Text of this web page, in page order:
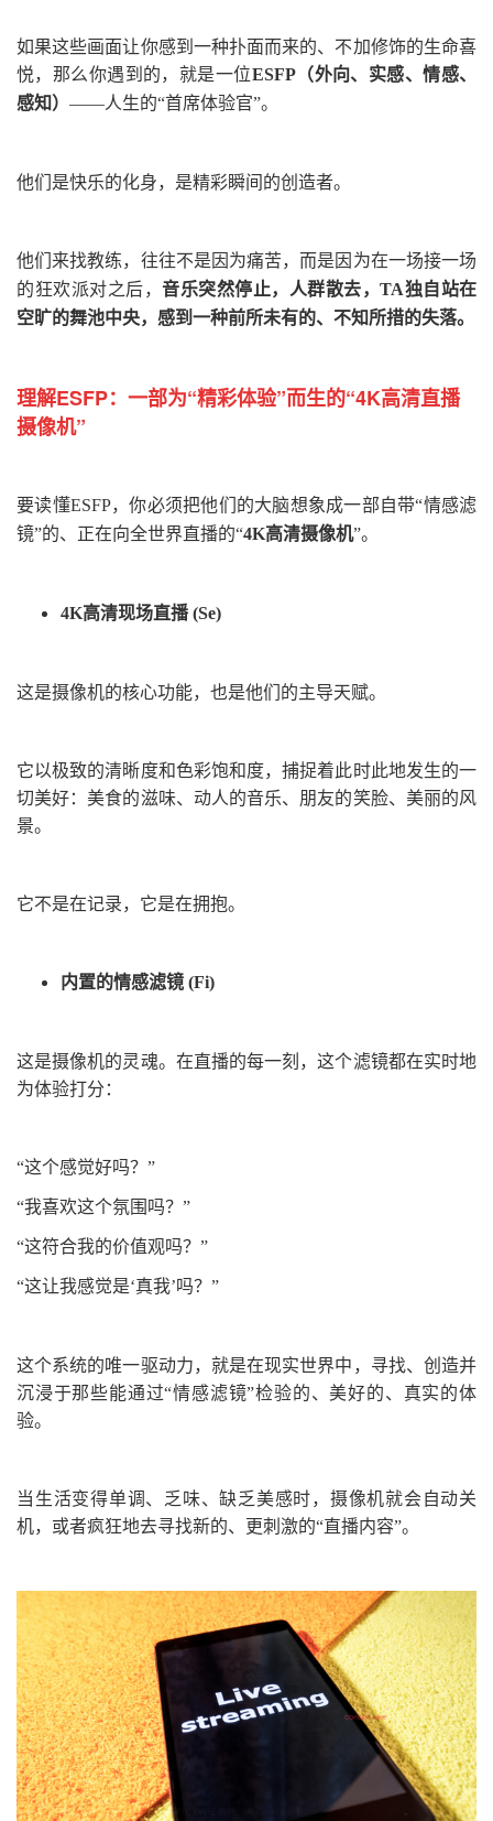
如果这些画面让你感到一种扑面而来的、不加修饰的生命喜
悦，那么你遇到的，就是一位ESFP（外向、实感、情感、
感知） ——人生的“首席体验官”。
他们是快乐的化身，是精彩瞬间的创造者。
他们来找教练，往往不是因为痛苦，而是因为在一场接一场
的狂欢派对之后， 音乐突然停止，人群散去，TA独自站在
空旷的舞池中央，感到一种前所未有的、不知所措的失落。
理解ESFP： 一部为“精彩体验”而生的“4K高清直播
摄像机”
要读懂ESFP，你必须把他们的大脑想象成一部自带“情感滤
镜”的、正在向全世界直播的“4K高清摄像机”。
4K高清现场直播 (Se)
这是摄像机的核心功能，也是他们的主导天赋。
它以极致的清晰度和色彩饱和度，捕捉着此时此地发生的一
切美好：美食的滋味、动人的音乐、朋友的笑脸、美丽的风
景。
它不是在记录，它是在拥抱。
内置的情感滤镜 (Fi)
这是摄像机的灵魂。在直播的每一刻，这个滤镜都在实时地
为体验打分：
“这个感觉好吗？ ”
“我喜欢这个氛围吗？ ”
“这符合我的价值观吗？ ”
“这让我感觉是‘真我’吗？”
这个系统的唯一驱动力，就是在现实世界中，寻找、创造并
沉浸于那些能通过“情感滤镜”检验的、美好的、真实的体
验。
当生活变得单调、乏味、缺乏美感时，摄像机就会自动关
机，或者疯狂地去寻找新的、更刺激的“直播内容”。